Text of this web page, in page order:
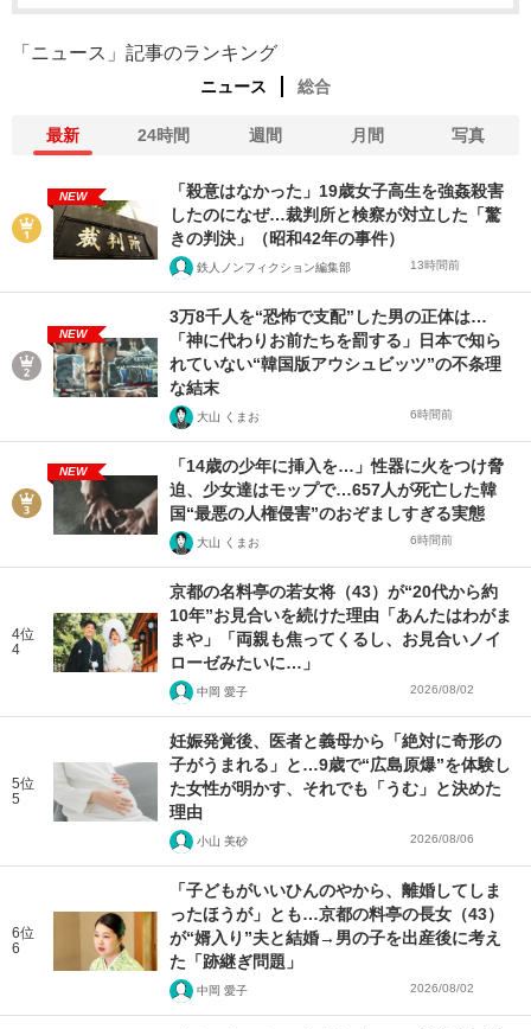
「ニュース」記事のランキング
ニュース 総合
最新 24時間 週間 月間 写真
NEW
「殺意はなかった」19歳女子高生を強姦殺害
したのになぜ…裁判所と検察が対立した「驚
きの判決」（昭和42年の事件）
鉄人ノンフィクション編集部 13時間前
NEW
3万8千人を“恐怖で支配”した男の正体は…
「神に代わりお前たちを罰する」日本で知ら
れていない“韓国版アウシュビッツ”の不条理
な結末
大山 くまお 6時間前
NEW
「14歳の少年に挿入を…」性器に火をつけ脅
迫、少女達はモップで…657人が死亡した韓
国“最悪の人権侵害”のおぞましすぎる実態
大山 くまお 6時間前
4位
4
京都の名料亭の若女将（43）が“20代から約
10年”お見合いを続けた理由「あんたはわがま
まや」「両親も焦ってくるし、お見合いノイ
ローゼみたいに…」
中岡 愛子 2026/08/02
5位
5
妊娠発覚後、医者と義母から「絶対に奇形の
子がうまれる」と…9歳で“広島原爆”を体験し
た女性が明かす、それでも「うむ」と決めた
理由
小山 美砂 2026/08/06
6位
6
「子どもがいいひんのやから、離婚してしま
ったほうが」とも…京都の料亭の長女（43）
が“婿入り”夫と結婚→男の子を出産後に考え
た「跡継ぎ問題」
中岡 愛子 2026/08/02